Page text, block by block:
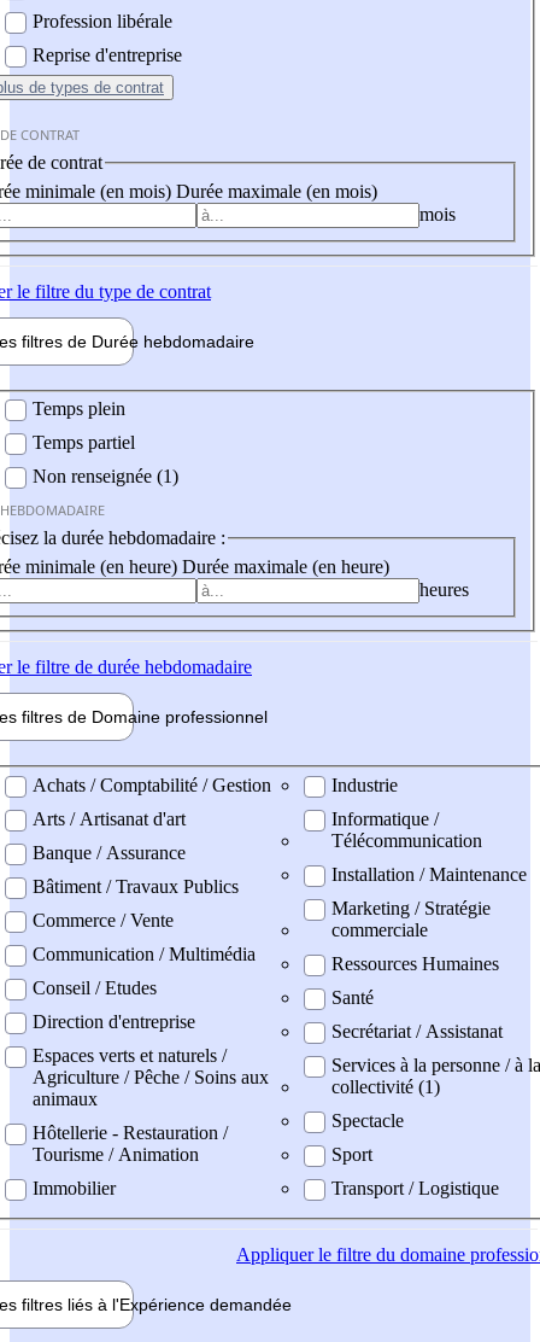
Profession libérale
Reprise d'entreprise
de types de contrat
CONTRAT
de contrat
minimale (en mois) Durée maximale (en mois)
mois
le filtre du type de contrat
filtres de Durée hebdomadaire
Temps plein
Temps partiel
Non renseignée (1)
la durée hebdomadaire :
minimale (en heure) Durée maximale (en heure)
heures
le filtre de durée hebdomadaire
filtres de Domaine professionnel
professionel
Achats / Comptabilité / Gestion
Arts / Artisanat d'art
Banque / Assurance
Bâtiment / Travaux Publics
Commerce / Vente
Communication / Multimédia
Conseil / Etudes
Direction d'entreprise
Espaces verts et naturels /
Agriculture / Pêche / Soins aux
animaux
Hôtellerie - Restauration /
Tourisme / Animation
Immobilier
Industrie
Informatique /
Télécommunication
Installation / Maintenance
Marketing / Stratégie
commerciale
Ressources Humaines
Santé
Secrétariat / Assistanat
Services à la personne / à la
collectivité (1)
Spectacle
Sport
Transport / Logistique
Appliquerle filtre du domaine
filtres liés à l'Expérience demandée